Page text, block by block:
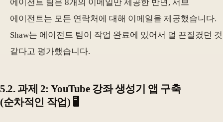
에이전트 팀은 8개의 이메일만 제공한 반면, 서브
에이전트는 모든 연락처에 대해 이메일을 제공했습니다.
Shaw는 에이전트 팀이 작업 완료에 있어서 덜 끈질겼던 것
같다고 평가했습니다.
5.2. 과제 2: YouTube 강좌 생성기 앱 구축
(순차적인 작업) 🖥️